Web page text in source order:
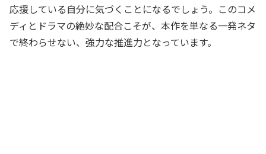
応援している自分に気づくことになるでしょう。このコメ
ディとドラマの絶妙な配合こそが、本作を単なる一発ネタ
で終わらせない、強力な推進力となっています。